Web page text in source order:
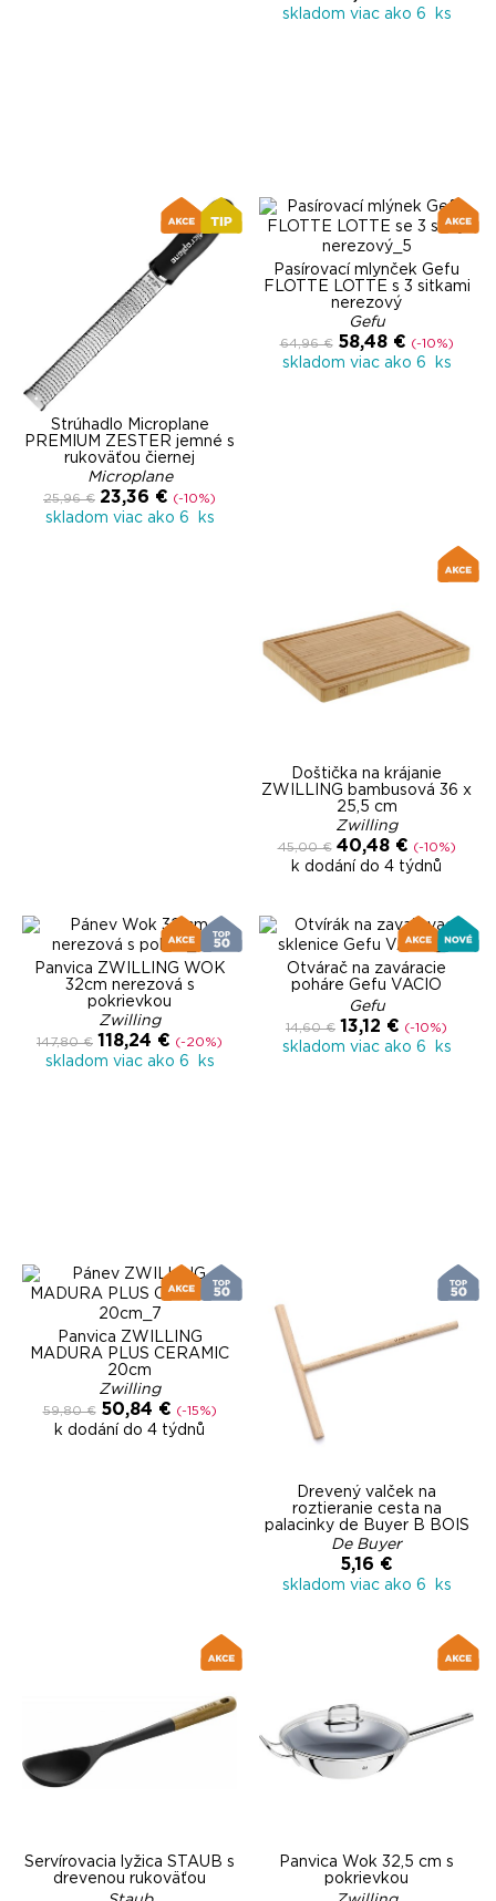
skladom viac ako 6 ks
Strúhadlo Microplane
PREMIUM ZESTER jemné s
rukoväťou čiernej
Microplane
25,96 € 23,36 € (-10%)
skladom viac ako 6 ks
Pasírovací mlynček Gefu
FLOTTE LOTTE s 3 sitkami
nerezový
Gefu
64,96 € 58,48 € (-10%)
skladom viac ako 6 ks
Doštička na krájanie
ZWILLING bambusová 36 x
25,5 cm
Zwilling
45,00 € 40,48 € (-10%)
k dodání do 4 týdnů
Panvica ZWILLING WOK
32cm nerezová s
pokrievkou
Zwilling
147,80 € 118,24 € (-20%)
skladom viac ako 6 ks
Otvárač na zaváracie
poháre Gefu VACIO
Gefu
14,60 € 13,12 € (-10%)
skladom viac ako 6 ks
Panvica ZWILLING
MADURA PLUS CERAMIC
20cm
Zwilling
59,80 € 50,84 € (-15%)
k dodání do 4 týdnů
Drevený valček na
roztieranie cesta na
palacinky de Buyer B BOIS
De Buyer
5,16 €
skladom viac ako 6 ks
Servírovacia lyžica STAUB s
drevenou rukoväťou
Panvica Wok 32,5 cm s
pokrievkou